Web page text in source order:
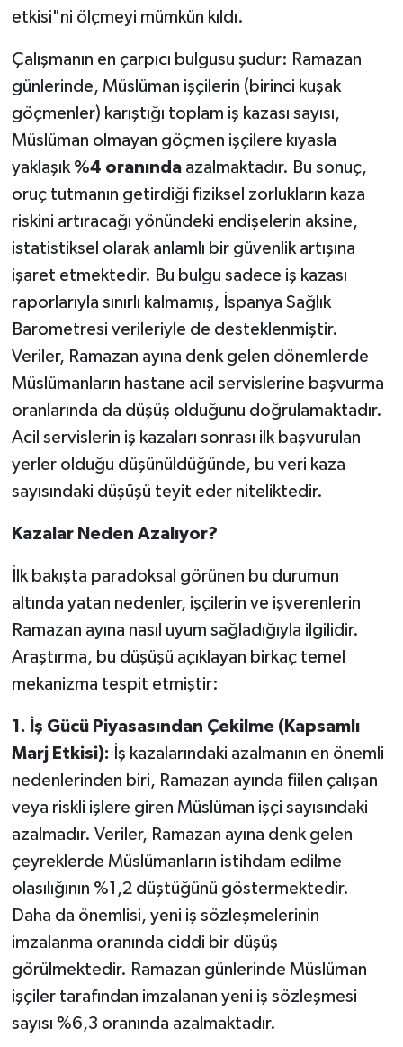
etkisi"ni ölçmeyi mümkün kıldı.
Çalışmanın en çarpıcı bulgusu şudur: Ramazan
günlerinde, Müslüman işçilerin (birinci kuşak
göçmenler) karıştığı toplam iş kazası sayısı,
Müslüman olmayan göçmen işçilere kıyasla
yaklaşık %4 oranındaazalmaktadır. Bu sonuç,
oruç tutmanın getirdiği fiziksel zorlukların kaza
riskini artıracağı yönündeki endişelerin aksine,
istatistiksel olarak anlamlı bir güvenlik artışına
işaret etmektedir. Bu bulgu sadece iş kazası
raporlarıyla sınırlı kalmamış, İspanya Sağlık
Barometresi verileriyle de desteklenmiştir.
Veriler, Ramazan ayına denk gelen dönemlerde
Müslümanların hastane acil servislerine başvurma
oranlarında da düşüş olduğunu doğrulamaktadır.
Acil servislerin iş kazaları sonrası ilk başvurulan
yerler olduğu düşünüldüğünde, bu veri kaza
sayısındaki düşüşü teyit eder niteliktedir.
Kazalar Neden Azalıyor?
İlk bakışta paradoksal görünen bu durumun
altında yatan nedenler, işçilerin ve işverenlerin
Ramazan ayına nasıl uyum sağladığıyla ilgilidir.
Araştırma, bu düşüşü açıklayan birkaç temel
mekanizma tespit etmiştir:
1. İş Gücü Piyasasından Çekilme (Kapsamlı
Marj Etkisi): İş kazalarındaki azalmanın en önemli
nedenlerinden biri, Ramazan ayında fiilen çalışan
veya riskli işlere giren Müslüman işçi sayısındaki
azalmadır. Veriler, Ramazan ayına denk gelen
çeyreklerde Müslümanların istihdam edilme
olasılığının %1,2 düştüğünü göstermektedir.
Daha da önemlisi, yeni iş sözleşmelerinin
imzalanma oranında ciddi bir düşüş
görülmektedir. Ramazan günlerinde Müslüman
işçiler tarafından imzalanan yeni iş sözleşmesi
sayısı %6,3 oranında azalmaktadır.